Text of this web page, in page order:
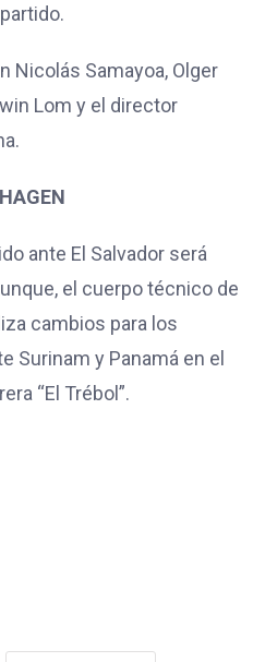
Nicolás Samayoa, Olger
Lom y el director
ante El Salvador será
el cuerpo técnico de
cambios para los
Surinam y Panamá en el
“El Trébol”.